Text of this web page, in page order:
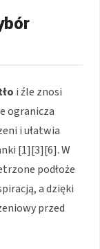
i źle znosi
ogranicza
i ułatwia
[1][3][6]. W
podłoże
a dzięki
przed